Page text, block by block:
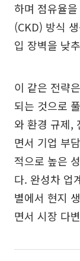
하며 점유율
(CKD) 방식
입 장벽을 낮
이 같은 전략
되는 것으로
와 환경 규제,
면서 기업 부
적으로 높은
다. 완성차 업
별에서 현지
면서 시장 다